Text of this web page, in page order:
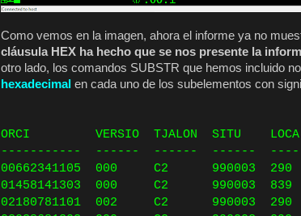
Como vemos en la imagen, ahora el informe ya no
cláusula HEX ha hecho que se nos presente la
otro lado, los comandos SUBSTR que hemos incluido
hexadecimal en cada uno de los subelementos con
SITU
ORCI VERSIO TJALON SITU
----------- ------ ------ ------
00662341105 000 C2 990003 290
01458141303 000 C2 990003 839
02180781101 002 C2 990003 290